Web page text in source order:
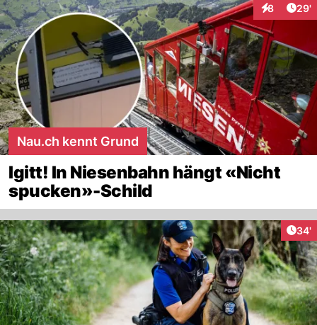
8 29'
Nau.ch kennt Grund
Igitt! In Niesenbahn hängt «Nicht
spucken»-Schild
34'